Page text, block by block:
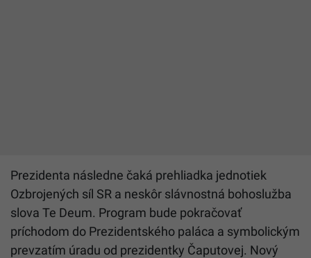
Prezidenta následne čaká prehliadka jednotiek
Ozbrojených síl SR a neskôr slávnostná bohoslužba
slova Te Deum. Program bude pokračovať
príchodom do Prezidentského paláca a symbolickým
prevzatím úradu od prezidentky Čaputovej. Nový